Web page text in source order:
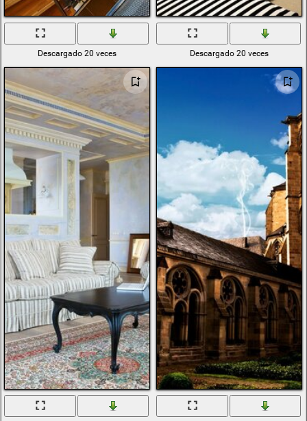
Descargado 20 veces Descargado 20 veces